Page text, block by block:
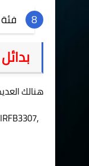
هنالك